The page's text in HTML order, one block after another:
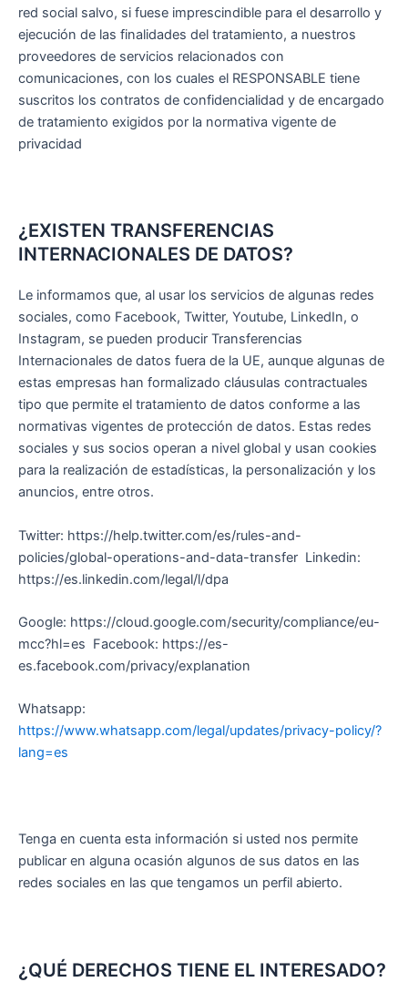
red social salvo, si fuese imprescindible para el desarrollo y
ejecución de las finalidades del tratamiento, a nuestros
proveedores de servicios relacionados con
comunicaciones, con los cuales el RESPONSABLE tiene
suscritos los contratos de confidencialidad y de encargado
de tratamiento exigidos por la normativa vigente de
privacidad
¿EXISTEN TRANSFERENCIAS
INTERNACIONALES DE DATOS?
Le informamos que, al usar los servicios de algunas redes
sociales, como Facebook, Twitter, Youtube, LinkedIn, o
Instagram, se pueden producir Transferencias
Internacionales de datos fuera de la UE, aunque algunas de
estas empresas han formalizado cláusulas contractuales
tipo que permite el tratamiento de datos conforme a las
normativas vigentes de protección de datos. Estas redes
sociales y sus socios operan a nivel global y usan cookies
para la realización de estadísticas, la personalización y los
anuncios, entre otros.
Twitter: https://help.twitter.com/es/rules-and-
policies/global-operations-and-data-transfer Linkedin:
https://es.linkedin.com/legal/l/dpa
Google: https://cloud.google.com/security/compliance/eu-
mcc?hl=es Facebook: https://es-
es.facebook.com/privacy/explanation
Whatsapp:
https://www.whatsapp.com/legal/updates/privacy-policy/?
lang=es
Tenga en cuenta esta información si usted nos permite
publicar en alguna ocasión algunos de sus datos en las
redes sociales en las que tengamos un perfil abierto.
¿QUÉ DERECHOS TIENE EL INTERESADO?